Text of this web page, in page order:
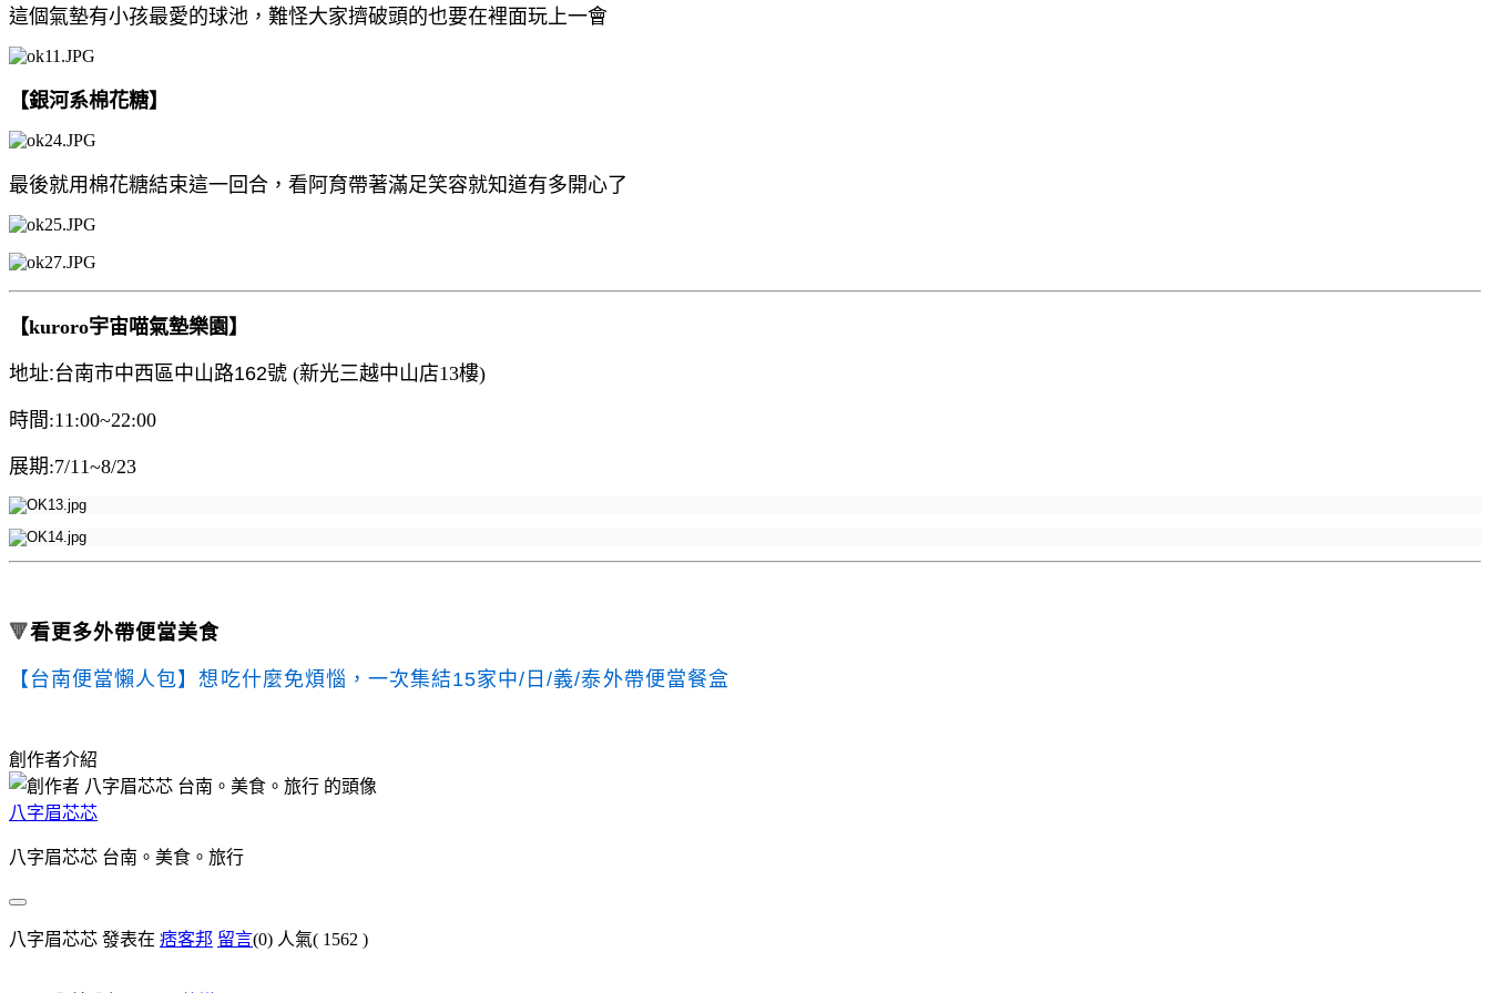
這個氣墊有小孩最愛的球池，難怪大家擠破頭的也要在裡面玩上一會
【銀河系棉花糖】
最後就用棉花糖結束這一回合，看阿育帶著滿足笑容就知道有多開心了
【kuroro宇宙喵氣墊樂園】
地址:台南市中西區中山路162號 (新光三越中山店13樓)
時間:11:00~22:00
展期:7/11~8/23
🔻看更多外帶便當美食
【台南便當懶人包】想吃什麼免煩惱，一次集結15家中/日/義/泰外帶便當餐盒
創作者介紹
八字眉芯芯
八字眉芯芯 台南。美食。旅行
八字眉芯芯 發表在 痞客邦 留言(0) 人氣( 1562 )